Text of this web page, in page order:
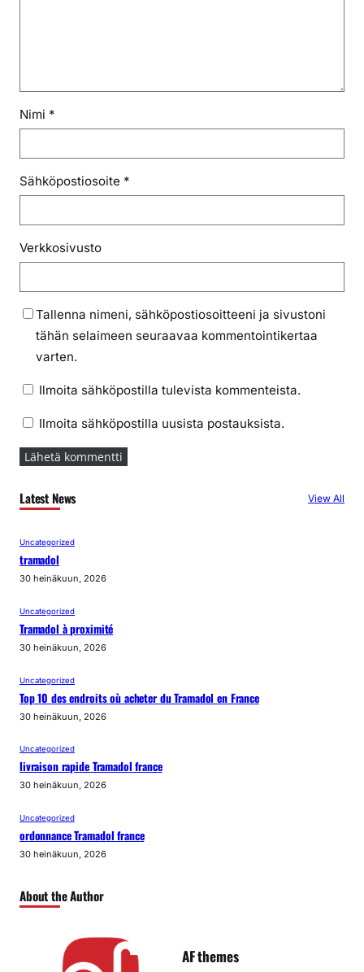
Nimi *
Sähköpostiosoite *
Verkkosivusto
Tallenna nimeni, sähköpostiosoitteeni ja sivustoni
tähän selaimeen seuraavaa kommentointikertaa
varten.
Ilmoita sähköpostilla tulevista kommenteista.
Ilmoita sähköpostilla uusista postauksista.
Latest News View All
Uncategorized
tramadol
30 heinäkuun, 2026
Uncategorized
Tramadol à proximité
30 heinäkuun, 2026
Uncategorized
Top 10 des endroits où acheter du Tramadol en France
30 heinäkuun, 2026
Uncategorized
livraison rapide Tramadol france
30 heinäkuun, 2026
Uncategorized
ordonnance Tramadol france
30 heinäkuun, 2026
About the Author
AF themes